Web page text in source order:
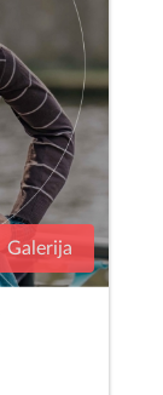
Galerija